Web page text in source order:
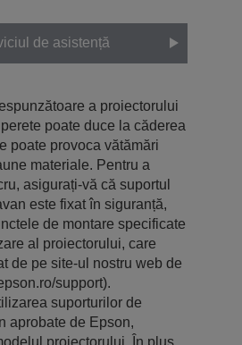
de asistență
a proiectorului
poate duce la căderea
poate provoca vătămări
materiale. Pentru a
asigurați-vă că suportul
este fixat în siguranță,
de montare specificate
al proiectorului, care
de pe site-ul nostru web de
support).
suporturilor de
aprobate de Epson,
proiectorului. În plus,